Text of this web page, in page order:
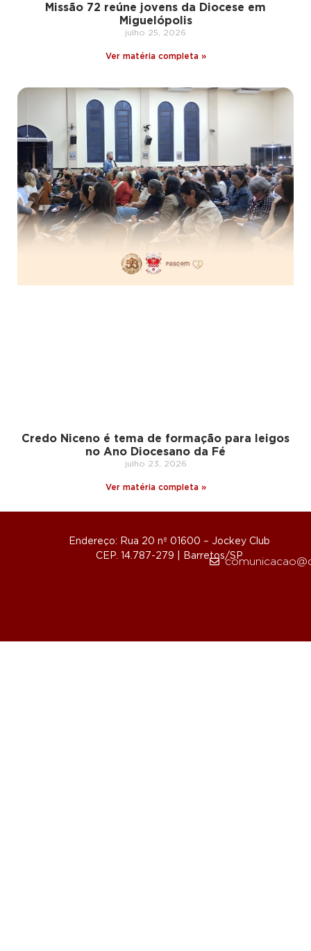
Missão 72 reúne jovens da Diocese em
Miguelópolis
julho 25, 2026
Ver matéria completa »
Credo Niceno é tema de formação para leigos
no Ano Diocesano da Fé
julho 23, 2026
Ver matéria completa »
Endereço: Rua 20 nº 01600 – Jockey Club
CEP. 14.787-279 | Barretos/SP